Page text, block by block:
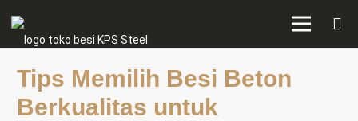
Tips Memilih Besi Beton
Berkualitas untuk